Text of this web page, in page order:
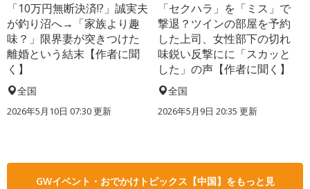
「10万円無断決済!?」誠実夫
が釣り沼へ→「家族より趣
味？」限界妻が突きつけた
離婚という結末【作者に聞
く】
全国
2026年5月10日 07:30 更新
「セクハラ」を「ミス」で
撃退？ツインの部屋を予約
した上司、女性部下の切れ
味鋭い反撃にに「スカッと
した」の声【作者に聞く】
全国
2026年5月9日 20:35 更新
GWイベント・おでかけトピックス【中国】をもっと見